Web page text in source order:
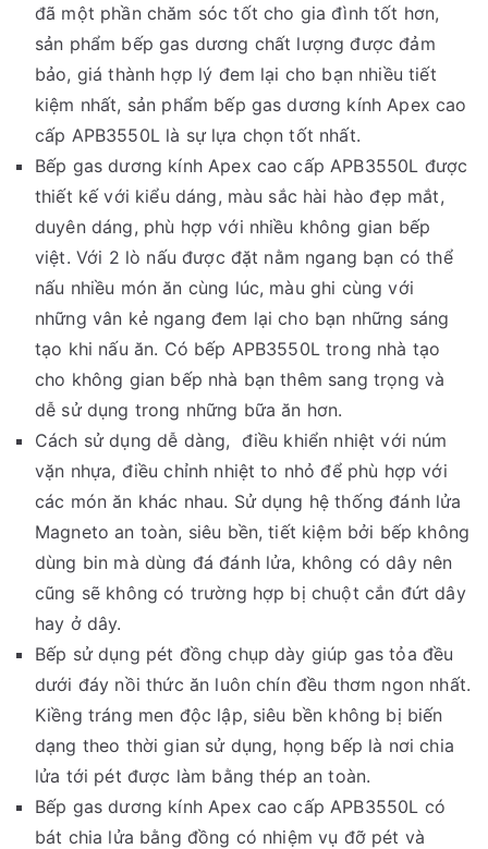
đã một phần chăm sóc tốt cho gia đình tốt hơn,
sản phẩm bếp gas dương chất lượng được đảm
bảo, giá thành hợp lý đem lại cho bạn nhiều tiết
kiệm nhất, sản phẩm bếp gas dương kính Apex cao
cấp APB3550L là sự lựa chọn tốt nhất.
Bếp gas dương kính Apex cao cấp APB3550L được
thiết kế với kiểu dáng, màu sắc hài hào đẹp mắt,
duyên dáng, phù hợp với nhiều không gian bếp
việt. Với 2 lò nấu được đặt nằm ngang bạn có thể
nấu nhiều món ăn cùng lúc, màu ghi cùng với
những vân kẻ ngang đem lại cho bạn những sáng
tạo khi nấu ăn. Có bếp APB3550L trong nhà tạo
cho không gian bếp nhà bạn thêm sang trọng và
dễ sử dụng trong những bữa ăn hơn.
Cách sử dụng dễ dàng, điều khiển nhiệt với núm
vặn nhựa, điều chỉnh nhiệt to nhỏ để phù hợp với
các món ăn khác nhau. Sử dụng hệ thống đánh lửa
Magneto an toàn, siêu bền, tiết kiệm bởi bếp không
dùng bin mà dùng đá đánh lửa, không có dây nên
cũng sẽ không có trường hợp bị chuột cắn đứt dây
hay ở dây.
Bếp sử dụng pét đồng chụp dày giúp gas tỏa đều
dưới đáy nồi thức ăn luôn chín đều thơm ngon nhất.
Kiềng tráng men độc lập, siêu bền không bị biến
dạng theo thời gian sử dụng, họng bếp là nơi chia
lửa tới pét được làm bằng thép an toàn.
Bếp gas dương kính Apex cao cấp APB3550L có
bát chia lửa bằng đồng có nhiệm vụ đỡ pét và